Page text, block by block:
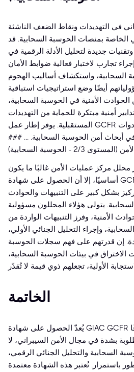
في التهديدات ونقاط الضعف الناشئة
الخاصة بمنصات الحوسبة السحابية. قد
جديدة لتحليل الأدلة الرقمية في
تجارب لاختبار فعالية ضوابط الأمان
السحابية، واستكشاف أساليب الهجوم
أيضًا وضع استراتيجيات استباقية
الحوادث الأمنية في الحوسبة السحابية،
أمنية مبتكرة للحماية من التهديدات
المستقبلية. يوفر إطار عمل GCFR إطارًا عمليًا لفهم الأدوات
أبحاث أمن الحوسبة السحابية. ... ###
3 - الحوسبة السحابية)
مركز عمليات الأمن غالبًا ما يكون
أساسيًا، إلا أن الحصول على شهادة GCFR يُمكّنه من الوصول إلى
3، مع التركيز بشكل كبير على التنبيهات والحوادث
يتولى هؤلاء المحللون مسؤولية
الأمنية، وفرز التنبيهات الواردة من
وإجراء التحليل الجنائي الأولي،
إن قدرتهم على فهم سجلات الحوسبة
الاختراق في بيئات الحوسبة السحابية،
الخاتمة
يُعدّ الحصول على شهادة GIAC GCFR خطوة استراتيجية تفتح آفاقًا
بشدة في مجال الأمن السيبراني، لا
السحابية والتحليل الجنائي الرقمي،
باستمرار. تُعتبر هذه الشهادة معتمدة